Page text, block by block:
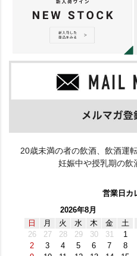
20歳未満の者の飲酒、飲酒運
妊娠中や授乳期の飲
営業日カ
2026年8月
日
月 火 水 木 金
土
26
27 28 29 30 31
1
2
3 4 5 6 7
8